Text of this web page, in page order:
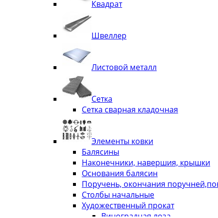
Квадрат
Швеллер
Листовой металл
Сетка
Сетка сварная кладочная
Элементы ковки
Балясины
Наконечники, навершия, крышки
Основания балясин
Поручень, окончания
Столбы начальные
Художественный прокат